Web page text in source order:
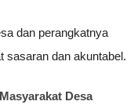
dan perangkatnya
sasaran dan akuntabel.
Desa